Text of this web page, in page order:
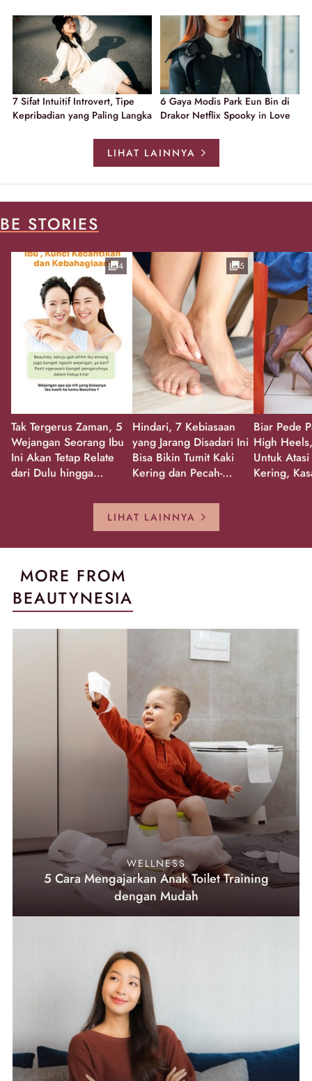
7 Sifat Intuitif Introvert, Tipe
Kepribadian yang Paling Langka
6 Gaya Modis Park Eun Bin di
Drakor Netflix Spooky in Love
LIHAT LAINNYA
BE STORIES
Tak Tergerus Zaman, 5
Wejangan Seorang Ibu
Ini Akan Tetap Relate
dari Dulu hingga
4
Hindari, 7 Kebiasaan
yang Jarang Disadari Ini
Bisa Bikin Tumit Kaki
Kering dan Pecah-
5
Biar Pede
High
Untuk
Kering,
LIHAT LAINNYA
MORE FROM
BEAUTYNESIA
WELLNESS
5 Cara Mengajarkan Anak Toilet Training
dengan Mudah